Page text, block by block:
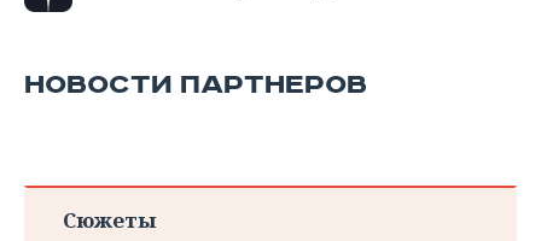
НОВОСТИ ПАРТНЕРОВ
Сюжеты